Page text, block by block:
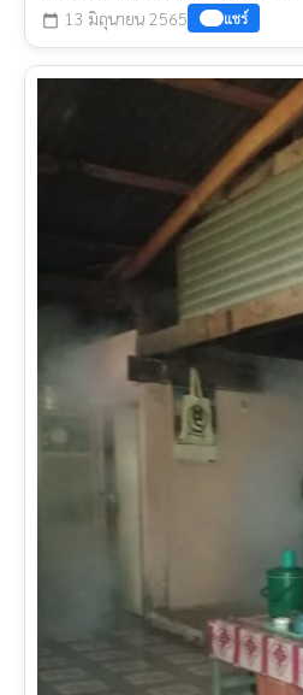
calendar_today 13 มิถุนายน 2565 แชร์